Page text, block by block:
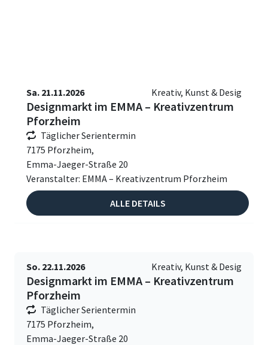
Sa. 21.11.2026 Kreativ, Kunst & Desig
Designmarkt im EMMA – Kreativzentrum
Pforzheim
Täglicher Serientermin
7175 Pforzheim,
Emma-Jaeger-Straße 20
Veranstalter: EMMA – Kreativzentrum Pforzheim
ALLE DETAILS
So. 22.11.2026 Kreativ, Kunst & Desig
Designmarkt im EMMA – Kreativzentrum
Pforzheim
Täglicher Serientermin
7175 Pforzheim,
Emma-Jaeger-Straße 20